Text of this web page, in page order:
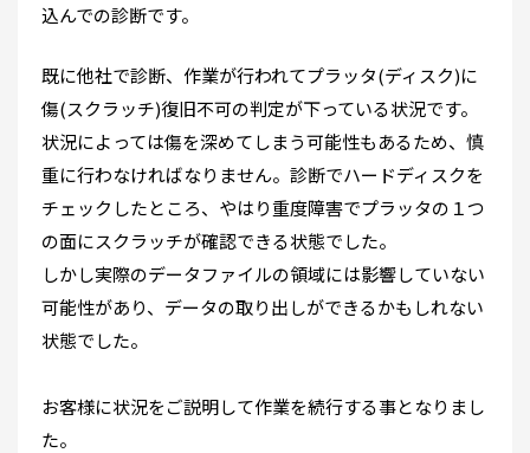
込んでの診断です。
既に他社で診断、作業が行われてプラッタ(ディスク)に
傷(スクラッチ)復旧不可の判定が下っている状況です。
状況によっては傷を深めてしまう可能性もあるため、慎
重に行わなければなりません。診断でハードディスクを
チェックしたところ、やはり重度障害でプラッタの１つ
の面にスクラッチが確認できる状態でした。
しかし実際のデータファイルの領域には影響していない
可能性があり、データの取り出しができるかもしれない
状態でした。
お客様に状況をご説明して作業を続行する事となりまし
た。